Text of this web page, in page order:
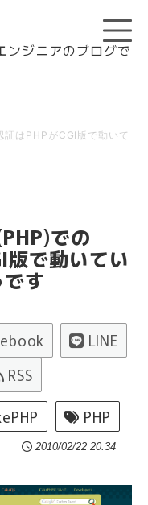
ンジニアのブログで
はPHPがCGI版で動いて
での
版で動いてい
す
LINE
RSS
PHP
2010/02/22 20:34